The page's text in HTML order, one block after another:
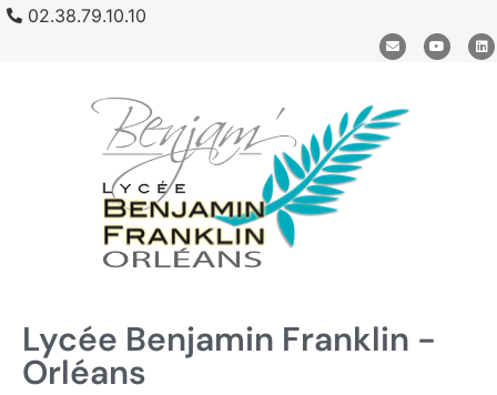
02.38.79.10.10
Lycée Benjamin Franklin -
Orléans